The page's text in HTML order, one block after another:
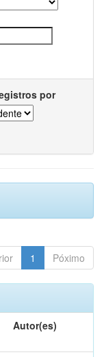
por
1 Póximo
Autor(es)